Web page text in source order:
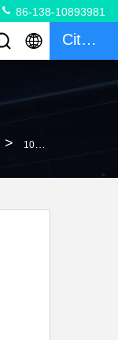
86-138-10893981
Citaat
> 1000 Mm Hoog Anti Ram Bollards Met IWA14-1 Gecertificeerde Aangepaste Kleur